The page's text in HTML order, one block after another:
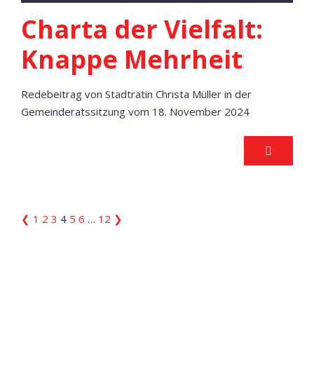
Charta der Vielfalt:
Knappe Mehrheit
Redebeitrag von Stadträtin Christa Müller in der
Gemeinderatssitzung vom 18. November 2024
❮ 1 2 3 4 5 6 … 12 ❯